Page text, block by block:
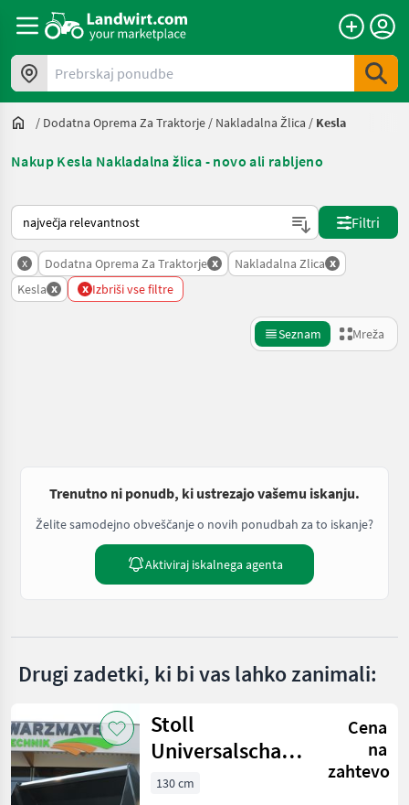
Prebrskaj ponudbe
/ Dodatna Oprema Za Traktorje / Nakladalna Žlica / Kesla
Nakup Kesla Nakladalna žlica - novo ali rabljeno
Tako je razvrščeno na Landwirt.com
Filtri
x Dodatna Oprema Za Traktorje x Nakladalna Zlica x
Kesla x x Izbriši vse filtre
Seznam Mreža
Trenutno ni ponudb, ki ustrezajo vašemu iskanju.
Želite samodejno obveščanje o novih ponudbah za to iskanje?
Aktiviraj iskalnega agenta
Drugi zadetki, ki bi vas lahko zanimali:
Stoll
Universalschaufel
1,30m
Cena
na
zahtevo
130 cm